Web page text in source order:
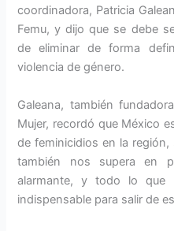
coordinadora, Patricia
Femu, y dijo que se debe
de eliminar de forma
violencia de género.
Galeana, también
Mujer, recordó que México
de feminicidios en la
también nos supera en
alarmante, y todo lo que
indispensable para salir de